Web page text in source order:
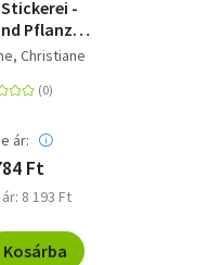
-
Pflanzen-
für den
Vorlagen
Christiane
ár:
Ft
8 193 Ft
Kosárba